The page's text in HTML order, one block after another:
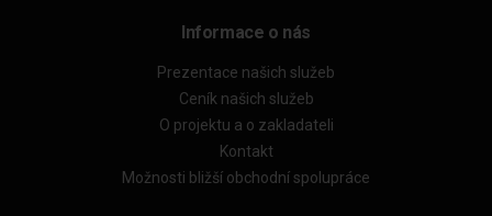
Informace o nás
Prezentace našich služeb
Ceník našich služeb
O projektu a o zakladateli
Kontakt
Možnosti bližší obchodní spolupráce